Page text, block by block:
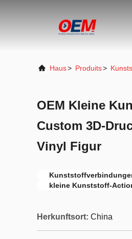
Haus> Produits>
OEM Kleine
Custom 3D-
Vinyl Figur
kleine Kunststoff-
Herkunftsort: China